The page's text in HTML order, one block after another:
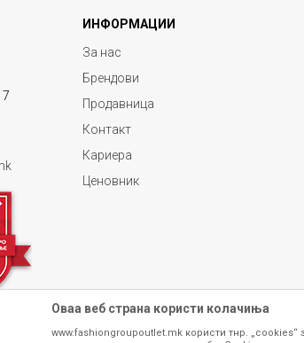
ИНФОРМАЦИИ
За нас
Брендови
Продавница
Контакт
Кариера
Ценовник
Оваа веб страна користи колачиња
www.fashiongroupoutlet.mk користи тнр.